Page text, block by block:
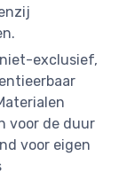
exclusief,
voor de duur
voor eigen